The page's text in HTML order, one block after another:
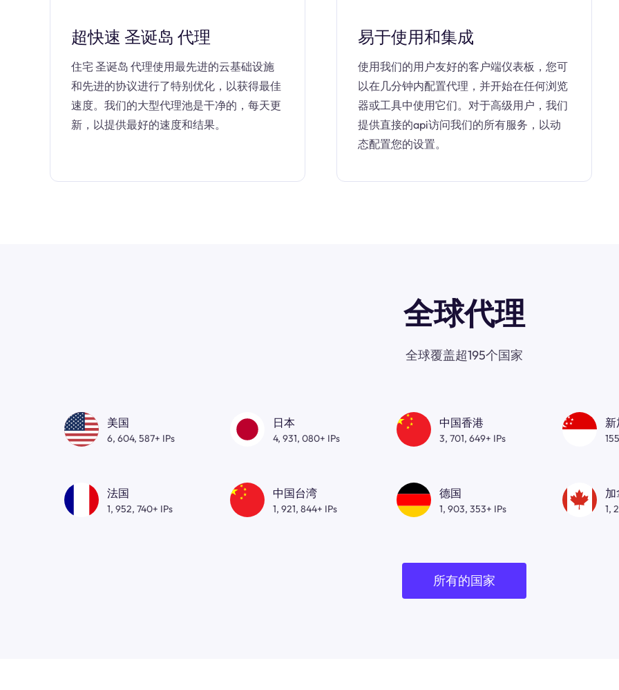
超快速 圣诞岛 代理
住宅 圣诞岛 代理使用最先进的云基础设施
和先进的协议进行了特别优化，以获得最佳
速度。我们的大型代理池是干净的，每天更
新，以提供最好的速度和结果。
易于使用和集成
使用我们的用户友好的客户端仪表板，您可
以在几分钟内配置代理，并开始在任何浏览
器或工具中使用它们。对于高级用户，我们
提供直接的api访问我们的所有服务，以动
态配置您的设置。
全球代理
全球覆盖超195个国家
美国
6, 604, 587+ IPs
日本
4, 931, 080+ IPs
中国香港
3, 701, 649+ IPs
新
法国
1, 952, 740+ IPs
中国台湾
1, 921, 844+ IPs
德国
1, 903, 353+ IPs
加
1,
所有的国家